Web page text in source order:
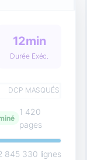
12min
Durée Exéc.
DCP MASQUÉS
1 420
pages
845 330 lignes